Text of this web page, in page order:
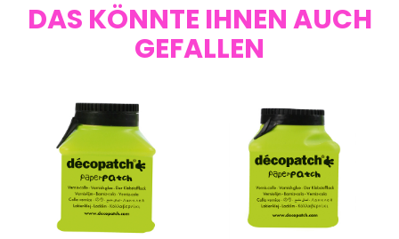
DAS KÖNNTE IHNEN AUCH
GEFALLEN